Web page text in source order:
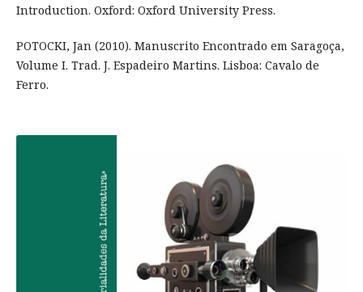
Introduction. Oxford: Oxford University Press.
POTOCKI, Jan (2010). Manuscrito Encontrado em Saragoça,
Volume I. Trad. J. Espadeiro Martins. Lisboa: Cavalo de
Ferro.